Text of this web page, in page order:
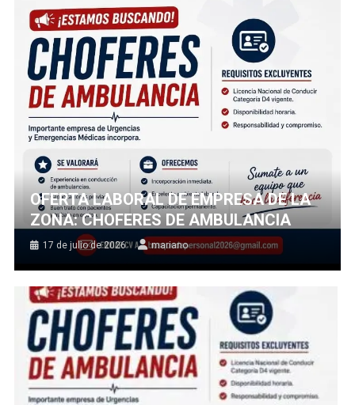
OFERTA LABORAL DE EMPRESA DE LA
ZONA: CHOFERES DE AMBULANCIA
17 de julio de 2026 mariano